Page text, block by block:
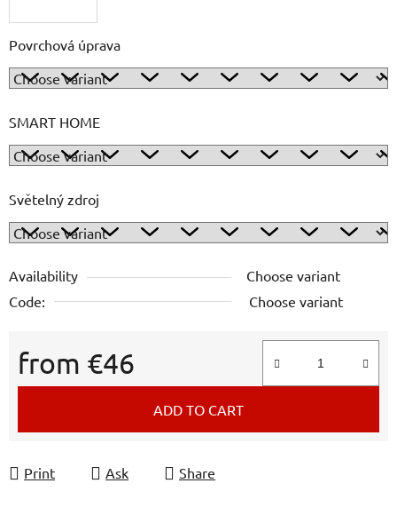
Povrchová úprava
SMART HOME
Světelný zdroj
Availability
Choose variant
Code:
Choose variant
from €46
Measure price:
ADD TO CART
Print Ask Share